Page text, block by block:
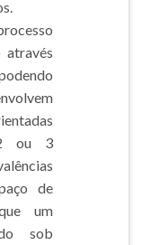
através
2 ou 3
de
um
sob